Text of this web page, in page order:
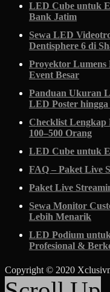
LED Cube untuk
Bank Jatim
Sewa LED
Dentisphere 6 di
Proyektor Lumens
Event Besar
Panduan Ukuran
LED Poster hingga
Checklist Lengkap
100–500 Orang
LED Cube untuk
FAQ – Paket Live
Paket Live
Sewa Monitor
Lebih Menarik
LED Podium
Profesional &
Copyright © 2020